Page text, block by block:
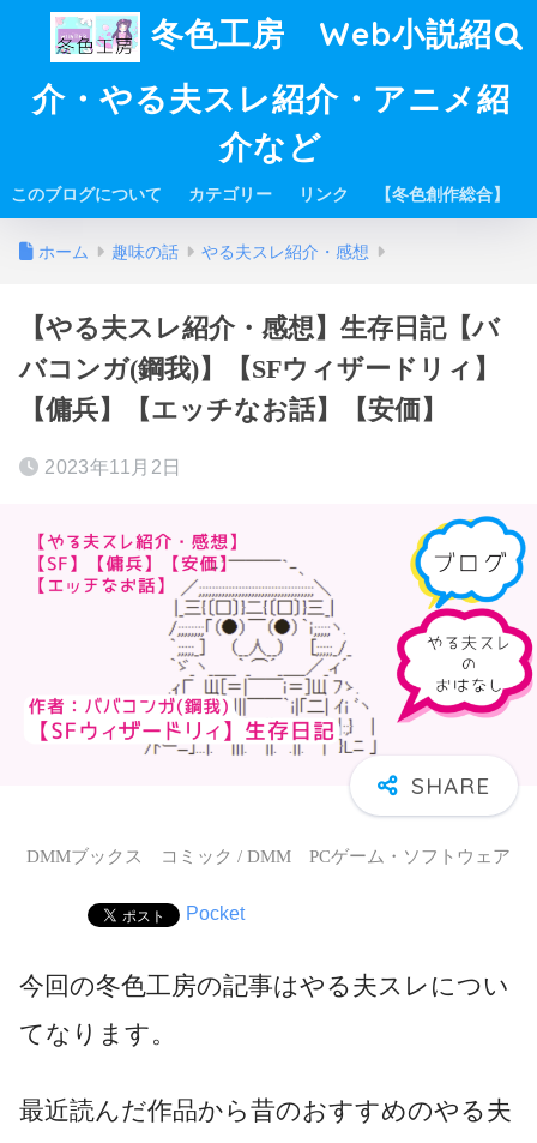
冬色工房 Web小説紹
介・やる夫スレ紹介・アニメ紹
介など
このブログについて カテゴリー リンク 【冬色創作総合】
ホーム 趣味の話 やる夫スレ紹介・感想
【やる夫スレ紹介・感想】生存日記【バ
バコンガ(鋼我)】【SFウィザードリィ】
【傭兵】【エッチなお話】【安価】
2023年11月2日
DMMブックス コミック / DMM PCゲーム・ソフトウェア
Pocket
今回の冬色工房の記事はやる夫スレについ
てなります。
最近読んだ作品から昔のおすすめのやる夫